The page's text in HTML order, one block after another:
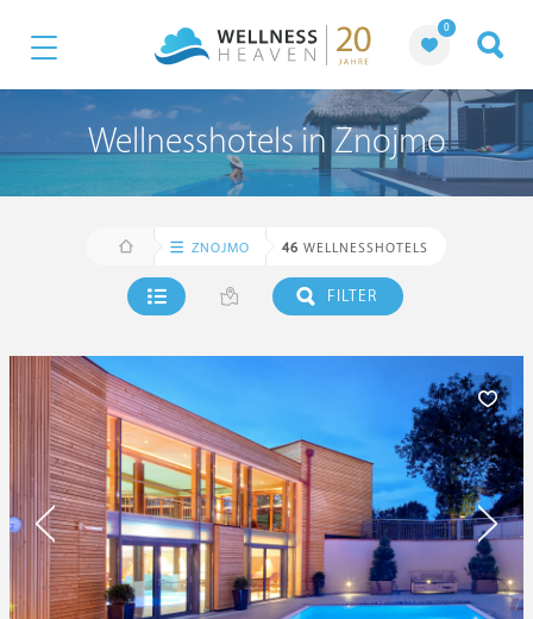
0
Wellnesshotels in Znojmo
ZNOJMO 46 WELLNESSHOTELS
FILTER